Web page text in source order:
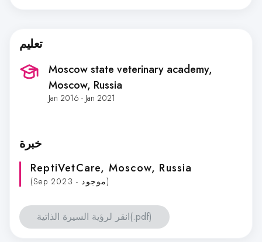
تعليم
Moscow state veterinary academy,
Moscow, Russia
Jan 2016 - Jan 2021
خبرة
ReptiVetCare, Moscow, Russia
(Sep 2023 - موجود)
انقر لرؤية السيرة الذاتية(.pdf)